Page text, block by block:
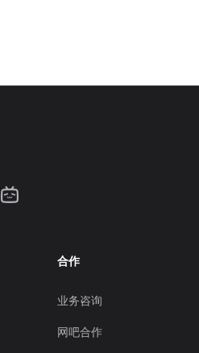
合作
业务咨询
网吧合作